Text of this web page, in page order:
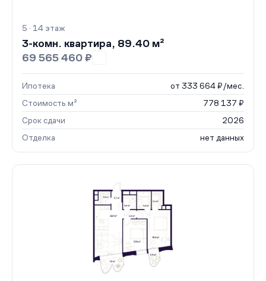
5 · 14 этаж
3-комн. квартира, 89.40 м²
69 565 460 ₽
Ипотека
от 333 664 ₽/мес.
Стоимость м²
778 137 ₽
Срок сдачи
2026
Отделка
нет данных